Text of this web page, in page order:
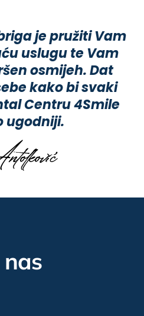
je pružiti Vam
uslugu te Vam
osmijeh. Dat
kako bi svaki
Centru 4Smile
ugodniji.